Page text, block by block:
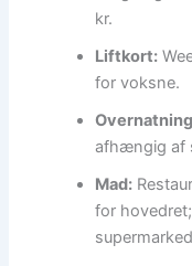
kr.
Liftkort:
for voksne.
afhængig af
Mad:
for